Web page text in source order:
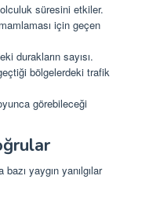
süresini etkiler.
için geçen
durakların sayısı.
bölgelerdeki trafik
görebileceği
yaygın yanılgılar